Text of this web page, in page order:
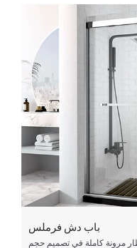
باب دش فرملس
مرونة كاملة في تصميم حجم